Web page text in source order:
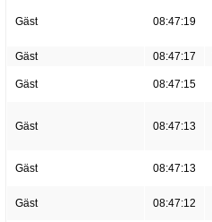
Gäst 08:47:19
Gäst
08:47:17
Gäst 08:47:15
Gäst 08:47:13
Gäst 08:47:13
Gäst 08:47:12